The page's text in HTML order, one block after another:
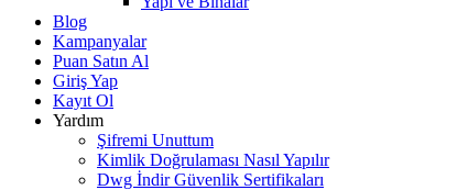
Blog
Kampanyalar
Puan Satın Al
Giriş Yap
Kayıt Ol
Yardım
Şifremi Unuttum
Kimlik Doğrulaması Nasıl Yapılır
Dwg İndir Güvenlik Sertifikaları